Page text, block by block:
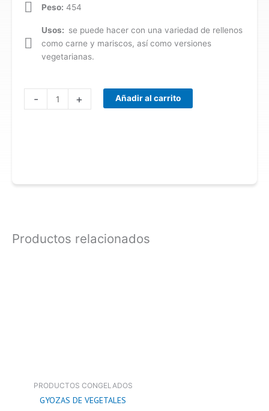
Peso: 454
Usos: se puede hacer con una variedad de rellenos
como carne y mariscos, así como versiones
vegetarianas.
-
roll
+ Añadir al carrito
Productos relacionados
PRODUCTOS CONGELADOS
GYOZAS DE VEGETALES